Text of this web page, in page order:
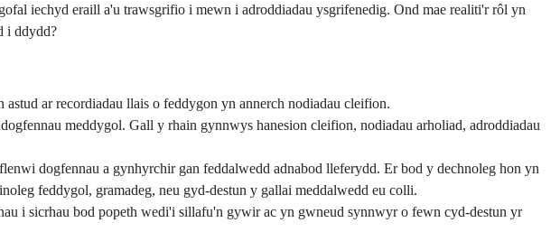
iechyd eraill a'u trawsgrifio i mewn i adroddiadau ysgrifenedig. Ond mae realiti'r rôl yn
i ddydd?
ar recordiadau llais o feddygon yn annerch nodiadau cleifion.
meddygol. Gall y rhain gynnwys hanesion cleifion, nodiadau arholiad, adroddiadau
dogfennau a gynhyrchir gan feddalwedd adnabod lleferydd. Er bod y dechnoleg hon yn
feddygol, gramadeg, neu gyd-destun y gallai meddalwedd eu colli.
i sicrhau bod popeth wedi'i sillafu'n gywir ac yn gwneud synnwyr o fewn cyd-destun yr